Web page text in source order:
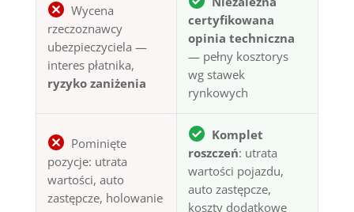
Wycena
rzeczoznawcy
ubezpieczyciela —
interes płatnika,
ryzyko zaniżenia
certyfikowana
opinia techniczna
— pełny kosztorys
wg stawek
rynkowych
Pominięte
pozycje: utrata
wartości, auto
zastępcze, holowanie
Komplet
roszczeń: utrata
wartości pojazdu,
auto zastępcze,
koszty dodatkowe